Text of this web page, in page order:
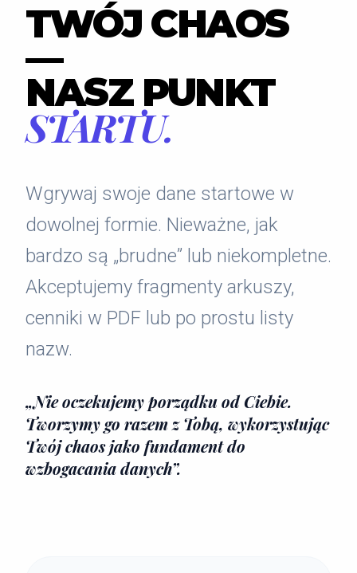
TWÓJ CHAOS
—
NASZ PUNKT
STARTU.
Wgrywaj swoje dane startowe w
dowolnej formie. Nieważne, jak
bardzo są „brudne” lub niekompletne.
Akceptujemy fragmenty arkuszy,
cenniki w PDF lub po prostu listy
nazw.
„Nie oczekujemy porządku od Ciebie.
Tworzymy go razem z Tobą, wykorzystując
Twój chaos jako fundament do
wzbogacania danych”.